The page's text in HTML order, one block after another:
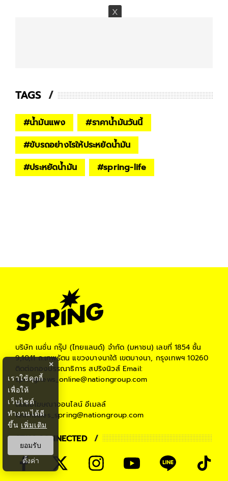
TAGS
#น้ำมันแพง #ราคาน้ำมันวันนี้
#ขับรถอย่างไรให้ประหยัดน้ำมัน
#ประหยัดน้ำมัน #spring-life
บริษัท เนชั่น กรุ๊ป (ไทยแลนด์) จำกัด (มหาชน) เลขที่ 1854 ชั้น
9,10,11 ถ.เทพรัตน แขวงบางนาใต้ เขตบางนา, กรุงเทพฯ 10260
ติดต่อกองบรรณาธิการ สปริงนิวส์Email:
springnews_online@nationgroup.com
ติดต่อโฆษณาออนไลน์ อีเมลล์
teamsales_spring@nationgroup.com
STAY CONNECTED
×
เราใช้คุกกี้
เพื่อให้
เว็บไซต์
ทำงานได้ดี
ขึ้น เพิ่มเติม
ยอมรับ
ตั้งค่า